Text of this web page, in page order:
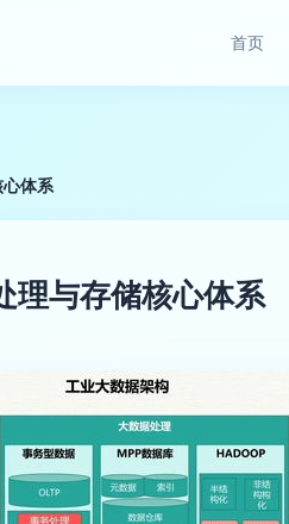
首页
体系
理与存储核心体系